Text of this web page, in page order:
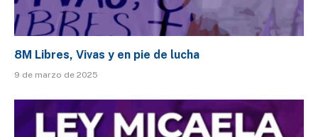
8M Libres, Vivas y en pie de lucha
9 de marzo de 2025